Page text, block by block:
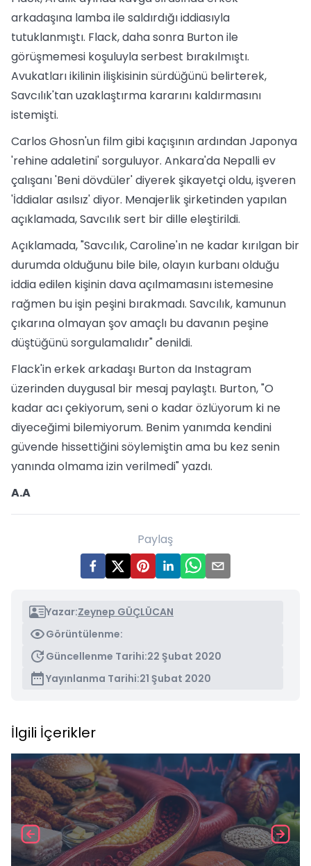
arkadaşına lamba ile saldırdığı iddiasıyla
tutuklanmıştı. Flack, daha sonra Burton ile
görüşmemesi koşuluyla serbest bırakılmıştı.
Avukatları ikilinin ilişkisinin sürdüğünü belirterek,
Savcılık'tan uzaklaştırma kararını kaldırmasını
istemişti.
Carlos Ghosn'un film gibi kaçışının ardından Japonya
'rehine adaletini' sorguluyor. Ankara'da Nepalli ev
çalışanı 'Beni dövdüler' diyerek şikayetçi oldu, işveren
'İddialar asılsız' diyor. Menajerlik şirketinden yapılan
açıklamada, Savcılık sert bir dille eleştirildi.
Açıklamada, "Savcılık, Caroline'ın ne kadar kırılgan bir
durumda olduğunu bile bile, olayın kurbanı olduğu
iddia edilen kişinin dava açılmamasını istemesine
rağmen bu işin peşini bırakmadı. Savcılık, kamunun
çıkarına olmayan şov amaçlı bu davanın peşine
düştüğünü sorgulamalıdır" denildi.
Flack'in erkek arkadaşı Burton da Instagram
üzerinden duygusal bir mesaj paylaştı. Burton, "O
kadar acı çekiyorum, seni o kadar özlüyorum ki ne
diyeceğimi bilemiyorum. Benim yanımda kendini
güvende hissettiğini söylemiştin ama bu kez senin
yanında olmama izin verilmedi" yazdı.
A.A
Paylaş
Yazar:Zeynep GÜÇLÜCAN
Görüntülenme:
Güncellenme Tarihi:22 Şubat 2020
Yayınlanma Tarihi:21 Şubat 2020
İlgili İçerikler